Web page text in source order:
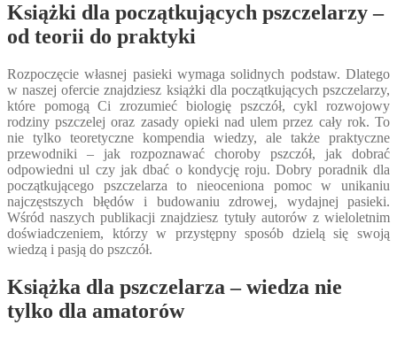
Książki dla początkujących pszczelarzy –
od teorii do praktyki
Rozpoczęcie własnej pasieki wymaga solidnych podstaw. Dlatego
w naszej ofercie znajdziesz książki dla początkujących pszczelarzy,
które pomogą Ci zrozumieć biologię pszczół, cykl rozwojowy
rodziny pszczelej oraz zasady opieki nad ulem przez cały rok. To
nie tylko teoretyczne kompendia wiedzy, ale także praktyczne
przewodniki – jak rozpoznawać choroby pszczół, jak dobrać
odpowiedni ul czy jak dbać o kondycję roju. Dobry poradnik dla
początkującego pszczelarza to nieoceniona pomoc w unikaniu
najczęstszych błędów i budowaniu zdrowej, wydajnej pasieki.
Wśród naszych publikacji znajdziesz tytuły autorów z wieloletnim
doświadczeniem, którzy w przystępny sposób dzielą się swoją
wiedzą i pasją do pszczół.
Książka dla pszczelarza – wiedza nie
tylko dla amatorów